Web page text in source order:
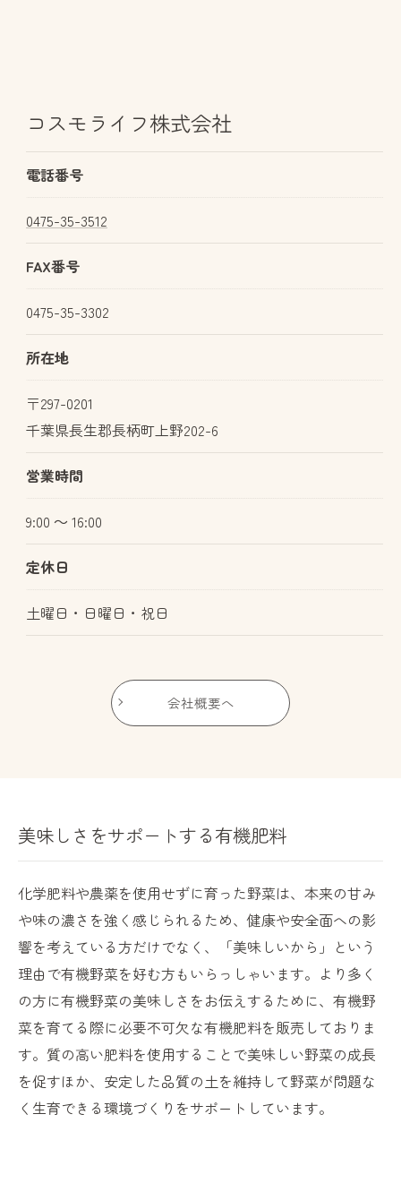
コスモライフ株式会社
電話番号
0475-35-3512
FAX番号
0475-35-3302
所在地
〒297-0201
千葉県長生郡長柄町上野202-6
営業時間
9:00 ～ 16:00
定休日
土曜日・日曜日・祝日
会社概要へ
美味しさをサポートする有機肥料
化学肥料や農薬を使用せずに育った野菜は、本来の甘み
や味の濃さを強く感じられるため、健康や安全面への影
響を考えている方だけでなく、「美味しいから」という
理由で有機野菜を好む方もいらっしゃいます。より多く
の方に有機野菜の美味しさをお伝えするために、有機野
菜を育てる際に必要不可欠な有機肥料を販売しておりま
す。質の高い肥料を使用することで美味しい野菜の成長
を促すほか、安定した品質の土を維持して野菜が問題な
く生育できる環境づくりをサポートしています。